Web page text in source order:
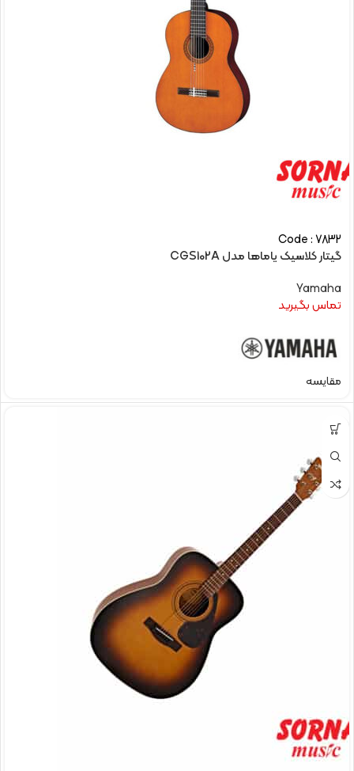
Code : 7832
گیتار کلاسیک یاماها مدل CGS102A
Yamaha
تماس بگیرید
مقایسه